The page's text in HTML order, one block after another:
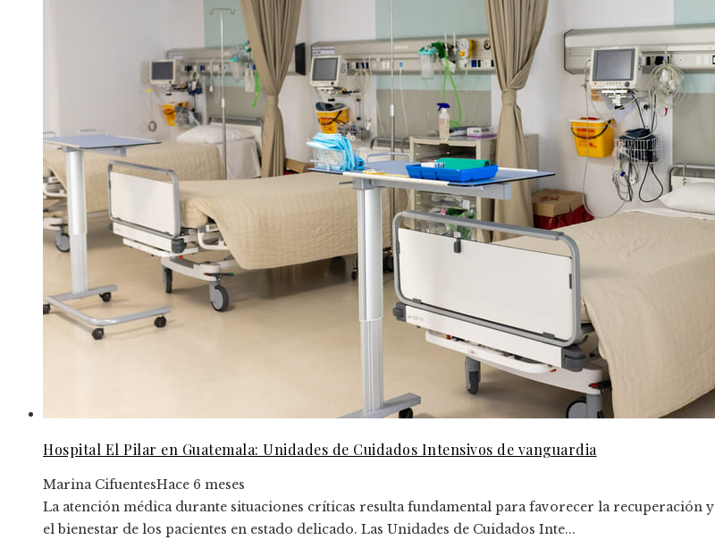
Hospital El Pilar en Guatemala: Unidades de Cuidados Intensivos de vanguardia
Marina CifuentesHace 6 meses
La atención médica durante situaciones críticas resulta fundamental para favorecer la recuperación y
el bienestar de los pacientes en estado delicado. Las Unidades de Cuidados Inte...